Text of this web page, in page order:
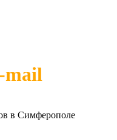
mail
в Симферополе